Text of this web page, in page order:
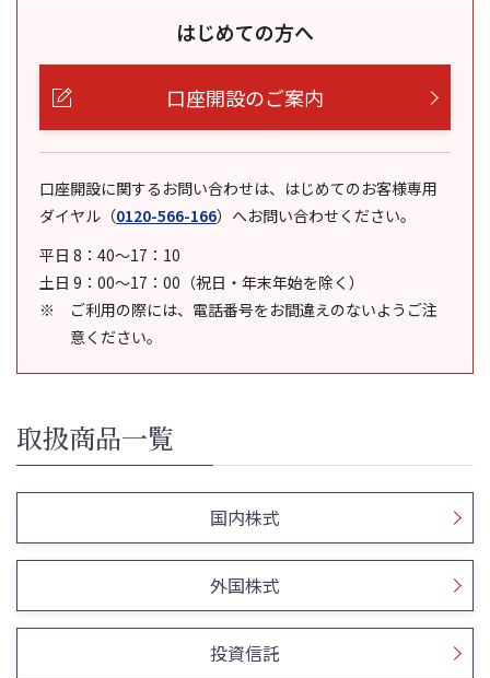
はじめての方へ
口座開設のご案内
口座開設に関するお問い合わせは、はじめてのお客様専用
ダイヤル （0120-566-166） へお問い合わせください。
平日 8：40～17：10
土日 9：00～17：00（祝日・年末年始を除く）
ご利用の際には、電話番号をお間違えのないようご注
意ください。
取扱商品一覧
国内株式
外国株式
投資信託